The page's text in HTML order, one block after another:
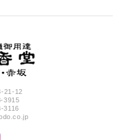
21-12
3915
3116